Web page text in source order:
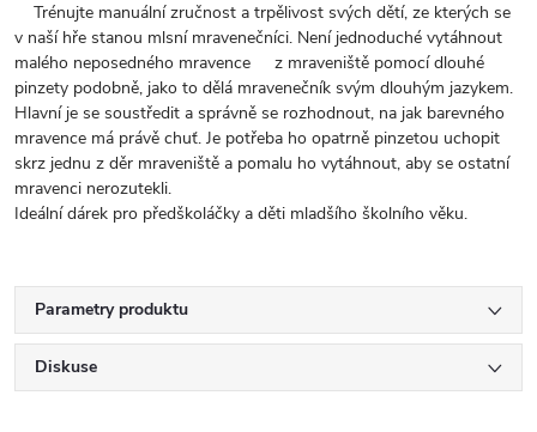
Trénujte manuální zručnost a trpělivost svých dětí, ze kterých se
v naší hře stanou mlsní mravenečníci. Není jednoduché vytáhnout
malého neposedného mravence z mraveniště pomocí dlouhé
pinzety podobně, jako to dělá mravenečník svým dlouhým jazykem.
Hlavní je se soustředit a správně se rozhodnout, na jak barevného
mravence má právě chuť. Je potřeba ho opatrně pinzetou uchopit
skrz jednu z děr mraveniště a pomalu ho vytáhnout, aby se ostatní
mravenci nerozutekli.
Ideální dárek pro předškoláčky a děti mladšího školního věku.
Parametry produktu
Diskuse